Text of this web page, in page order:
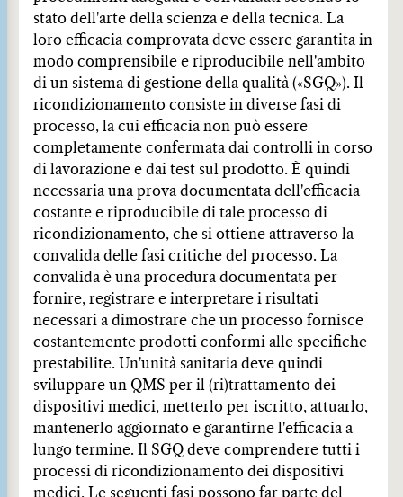
stato dell'arte della scienza e della tecnica. La
loro efficacia comprovata deve essere garantita in
modo comprensibile e riproducibile nell'ambito
di un sistema di gestione della qualità («SGQ»). Il
ricondizionamento consiste in diverse fasi di
processo, la cui efficacia non può essere
completamente confermata dai controlli in corso
di lavorazione e dai test sul prodotto. È quindi
necessaria una prova documentata dell'efficacia
costante e riproducibile di tale processo di
ricondizionamento, che si ottiene attraverso la
convalida delle fasi critiche del processo. La
convalida è una procedura documentata per
fornire, registrare e interpretare i risultati
necessari a dimostrare che un processo fornisce
costantemente prodotti conformi alle specifiche
prestabilite. Un'unità sanitaria deve quindi
sviluppare un QMS per il (ri)trattamento dei
dispositivi medici, metterlo per iscritto, attuarlo,
mantenerlo aggiornato e garantirne l'efficacia a
lungo termine. Il SGQ deve comprendere tutti i
processi di ricondizionamento dei dispositivi
medici. Le seguenti fasi possono far parte del